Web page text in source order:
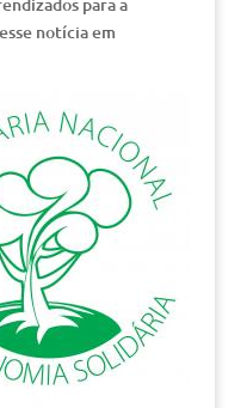
notícia em